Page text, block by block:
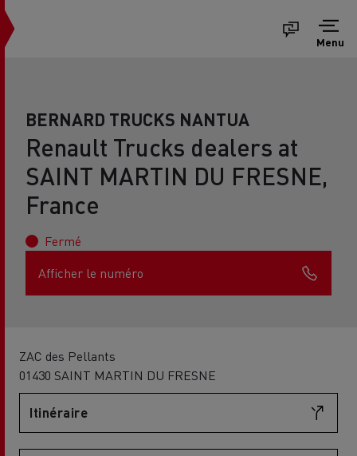
Menu
BERNARD TRUCKS NANTUA
Renault Trucks dealers at
SAINT MARTIN DU FRESNE,
France
Fermé
Afficher le numéro
ZAC des Pellants
01430 SAINT MARTIN DU FRESNE
Itinéraire